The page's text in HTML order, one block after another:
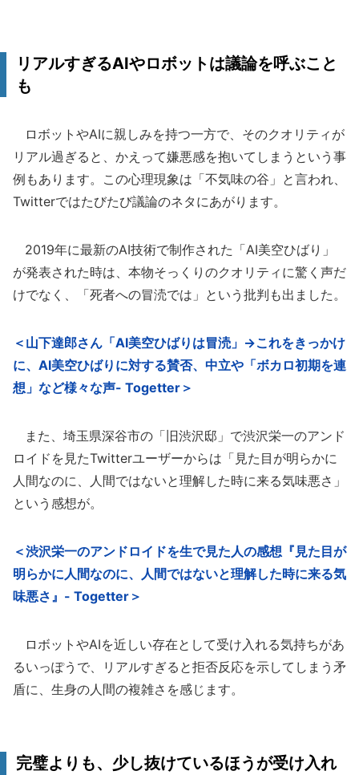
リアルすぎるAIやロボットは議論を呼ぶこと
も
ロボットやAIに親しみを持つ一方で、そのクオリティが
リアル過ぎると、かえって嫌悪感を抱いてしまうという事
例もあります。この心理現象は「不気味の谷」と言われ、
Twitterではたびたび議論のネタにあがります。
2019年に最新のAI技術で制作された「AI美空ひばり」
が発表された時は、本物そっくりのクオリティに驚く声だ
けでなく、「死者への冒涜では」という批判も出ました。
＜山下達郎さん「AI美空ひばりは冒涜」→これをきっかけ
に、AI美空ひばりに対する賛否、中立や「ボカロ初期を連
想」など様々な声- Togetter＞
また、埼玉県深谷市の「旧渋沢邸」で渋沢栄一のアンド
ロイドを見たTwitterユーザーからは「見た目が明らかに
人間なのに、人間ではないと理解した時に来る気味悪さ」
という感想が。
＜渋沢栄一のアンドロイドを生で見た人の感想『見た目が
明らかに人間なのに、人間ではないと理解した時に来る気
味悪さ』- Togetter＞
ロボットやAIを近しい存在として受け入れる気持ちがあ
るいっぽうで、リアルすぎると拒否反応を示してしまう矛
盾に、生身の人間の複雑さを感じます。
完璧よりも、少し抜けているほうが受け入れ